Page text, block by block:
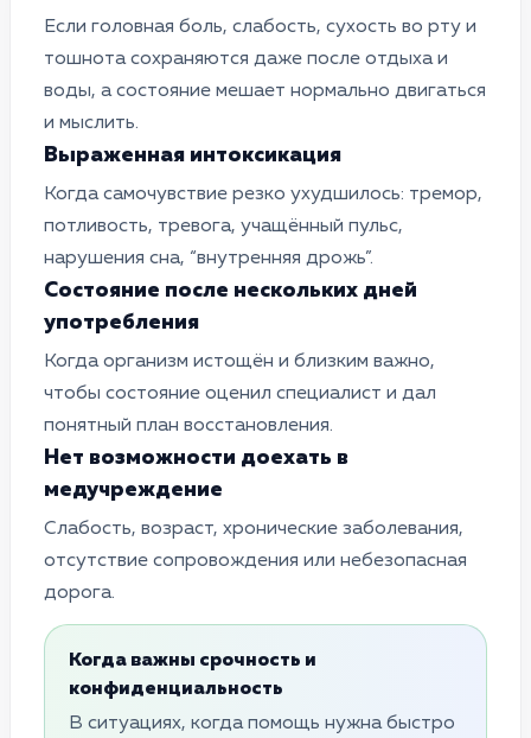
Если головная боль, слабость, сухость во рту и
тошнота сохраняются даже после отдыха и
воды, а состояние мешает нормально двигаться
и мыслить.
Выраженная интоксикация
Когда самочувствие резко ухудшилось: тремор,
потливость, тревога, учащённый пульс,
нарушения сна, “внутренняя дрожь”.
Состояние после нескольких дней
употребления
Когда организм истощён и близким важно,
чтобы состояние оценил специалист и дал
понятный план восстановления.
Нет возможности доехать в
медучреждение
Слабость, возраст, хронические заболевания,
отсутствие сопровождения или небезопасная
дорога.
Когда важны срочность и
конфиденциальность
В ситуациях, когда помощь нужна быстро